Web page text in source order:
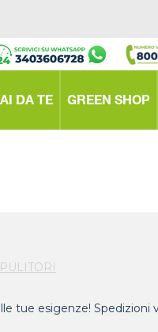
DA TE GREEN SHOP
tue esigenze! Spedizioni